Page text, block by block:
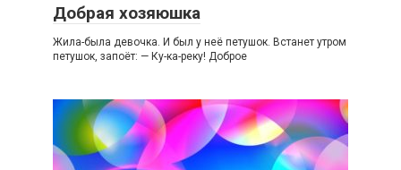
Добрая хозяюшка
Жила-была девочка. И был у неё петушок. Встанет утром
петушок, запоёт: — Ку-ка-реку! Доброе